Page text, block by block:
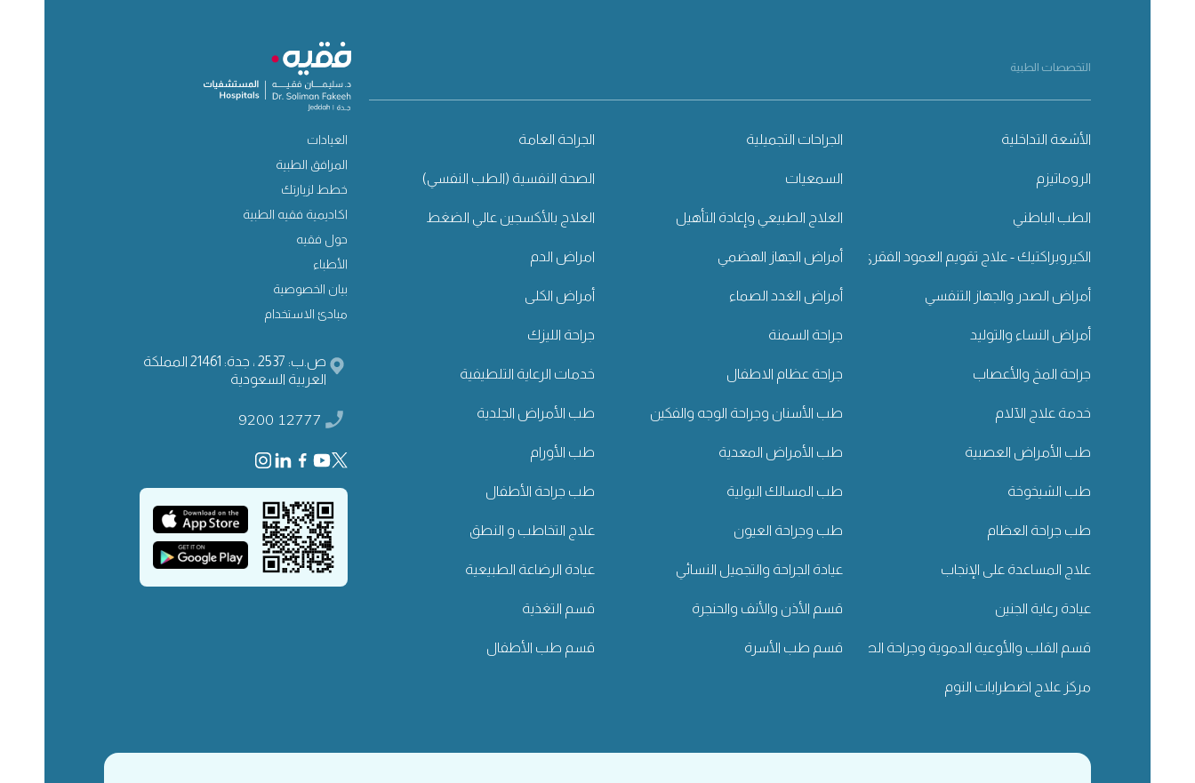
التخصصات الطبية
الأشعة التداخلية الجراحات التجميلية الجراحة العامة
الروماتيزم السمعيات الصحة النفسية (الطب النفسي)
الطب الباطني العلاج الطبيعي وإعادة التأهيل العلاج بالأكسجين عالي الضغط
الكيروبراكتيك - علاج تقويم العمود الفقري أمراض الجهاز الهضمي امراض الدم
أمراض الصدر والجهاز التنفسي أمراض الغدد الصماء أمراض الكلى
أمراض النساء والتوليد جراحة السمنة جراحة الليزك
جراحة المخ والأعصاب جراحة عظام الاطفال خدمات الرعاية التلطيفية
خدمة علاج الآلام طب الأسنان وجراحة الوجه والفكين طب الأمراض الجلدية
طب الأمراض العصبية طب الأمراض المعدية طب الأورام
طب الشيخوخة طب المسالك البولية طب جراحة الأطفال
طب جراحة العظام طب وجراحة العيون علاج التخاطب و النطق
علاج المساعدة على الإنجاب عيادة الجراحة والتجميل النسائي عيادة الرضاعة الطبيعية
عيادة رعاية الجنين قسم الأذن والأنف والحنجرة قسم التغذية
قسم القلب والأوعية الدموية وجراحة الصدر قسم طب الأسرة قسم طب الأطفال
مركز علاج اضطرابات النوم
العيادات
المرافق الطبية
خطط لزيارتك
اكاديمية فقيه الطبية
حول فقيه
الأطباء
بيان الخصوصية
مبادئ الاستخدام
ص.ب: 2537 ، جدة: 21461 المملكة
العربية السعودية
9200 12777